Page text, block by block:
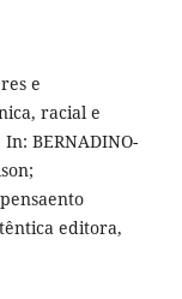
e
racial e
BERNADINO-
editora,